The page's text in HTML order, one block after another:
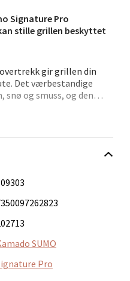
Signature Pro
stille grillen beskyttet
gir grillen din
Det værbestandige
og smuss, og den
bidrar til å
vil ta vare på grillen og
SUMO
Pro
Malmporten